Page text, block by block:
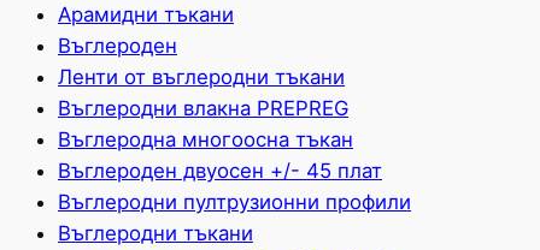
Арамидни тъкани
Въглероден
Ленти от въглеродни тъкани
Въглеродни влакна PREPREG
Въглеродна многоосна тъкан
Въглероден двуосен +/- 45 плат
Въглеродни пултрузионни профили
Въглеродни тъкани